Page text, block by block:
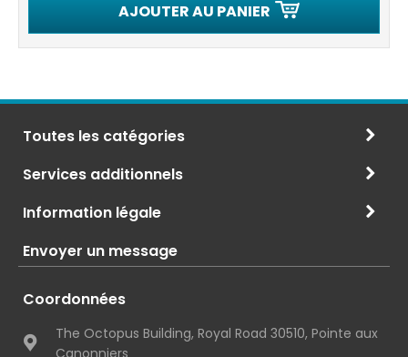
AJOUTER AU PANIER
Toutes les catégories
Services additionnels
Information légale
Envoyer un message
Coordonnées
The Octopus Building, Royal Road 30510, Pointe aux
Canonniers